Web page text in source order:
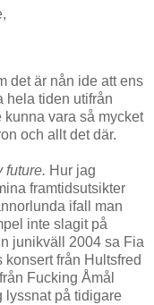
det är nån ide att ens
hela tiden utifrån
vara så mycket
och allt det där.
future. Hur jag
framtidsutsikter
ifall man
inte slagit på
junikväll 2004 sa Fia
från Hultsfred
Fucking Åmål
lyssnat på tidigare